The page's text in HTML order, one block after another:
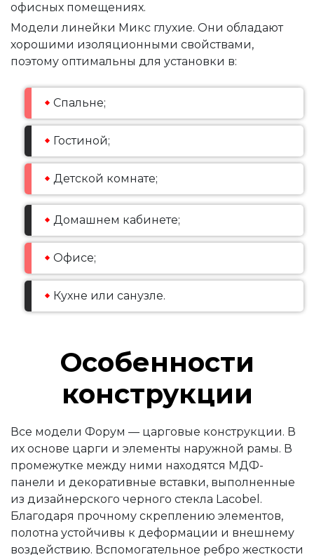
офисных помещениях.
Модели линейки Микс глухие. Они обладают
хорошими изоляционными свойствами,
поэтому оптимальны для установки в:
Спальне;
Гостиной;
Детской комнате;
Домашнем кабинете;
Офисе;
Кухне или санузле.
Особенности
конструкции
Все модели Форум — царговые конструкции. В
их основе царги и элементы наружной рамы. В
промежутке между ними находятся МДФ-
панели и декоративные вставки, выполненные
из дизайнерского черного стекла Lacobel.
Благодаря прочному скреплению элементов,
полотна устойчивы к деформации и внешнему
воздействию. Вспомогательное ребро жесткости